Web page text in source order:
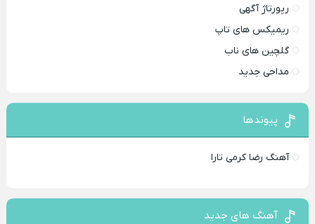
رپورتاژ آگهی
ریمیکس های تاپ
گلچین های ناب
مداحی جدید
پیوندها
آهنگ رضا کرمی تارا
آهنگ های جدید